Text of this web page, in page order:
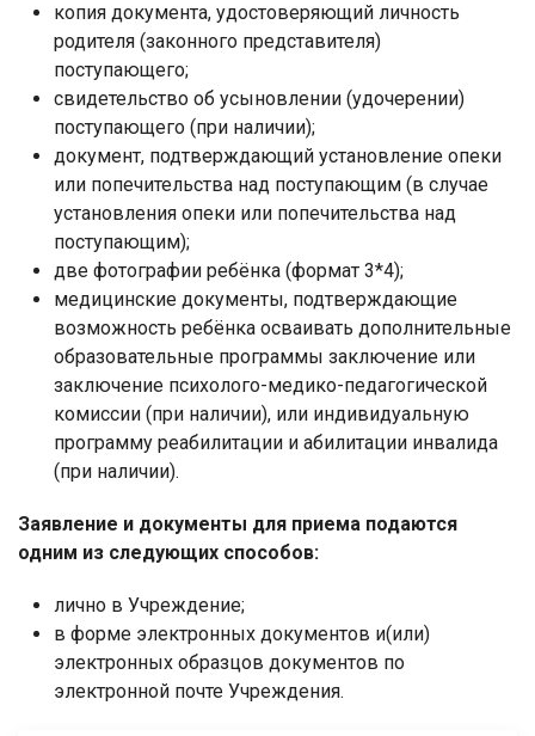
копия документа, удостоверяющий личность
родителя (законного представителя)
поступающего;
свидетельство об усыновлении (удочерении)
поступающего (при наличии);
документ, подтверждающий установление опеки
или попечительства над поступающим (в случае
установления опеки или попечительства над
поступающим);
две фотографии ребёнка (формат 3*4);
медицинские документы, подтверждающие
возможность ребёнка осваивать дополнительные
образовательные программы заключение или
заключение психолого-медико-педагогической
комиссии (при наличии), или индивидуальную
программу реабилитации и абилитации инвалида
(при наличии).
Заявление и документы для приема подаются
одним из следующих способов:
лично в Учреждение;
в форме электронных документов и(или)
электронных образцов документов по
электронной почте Учреждения.